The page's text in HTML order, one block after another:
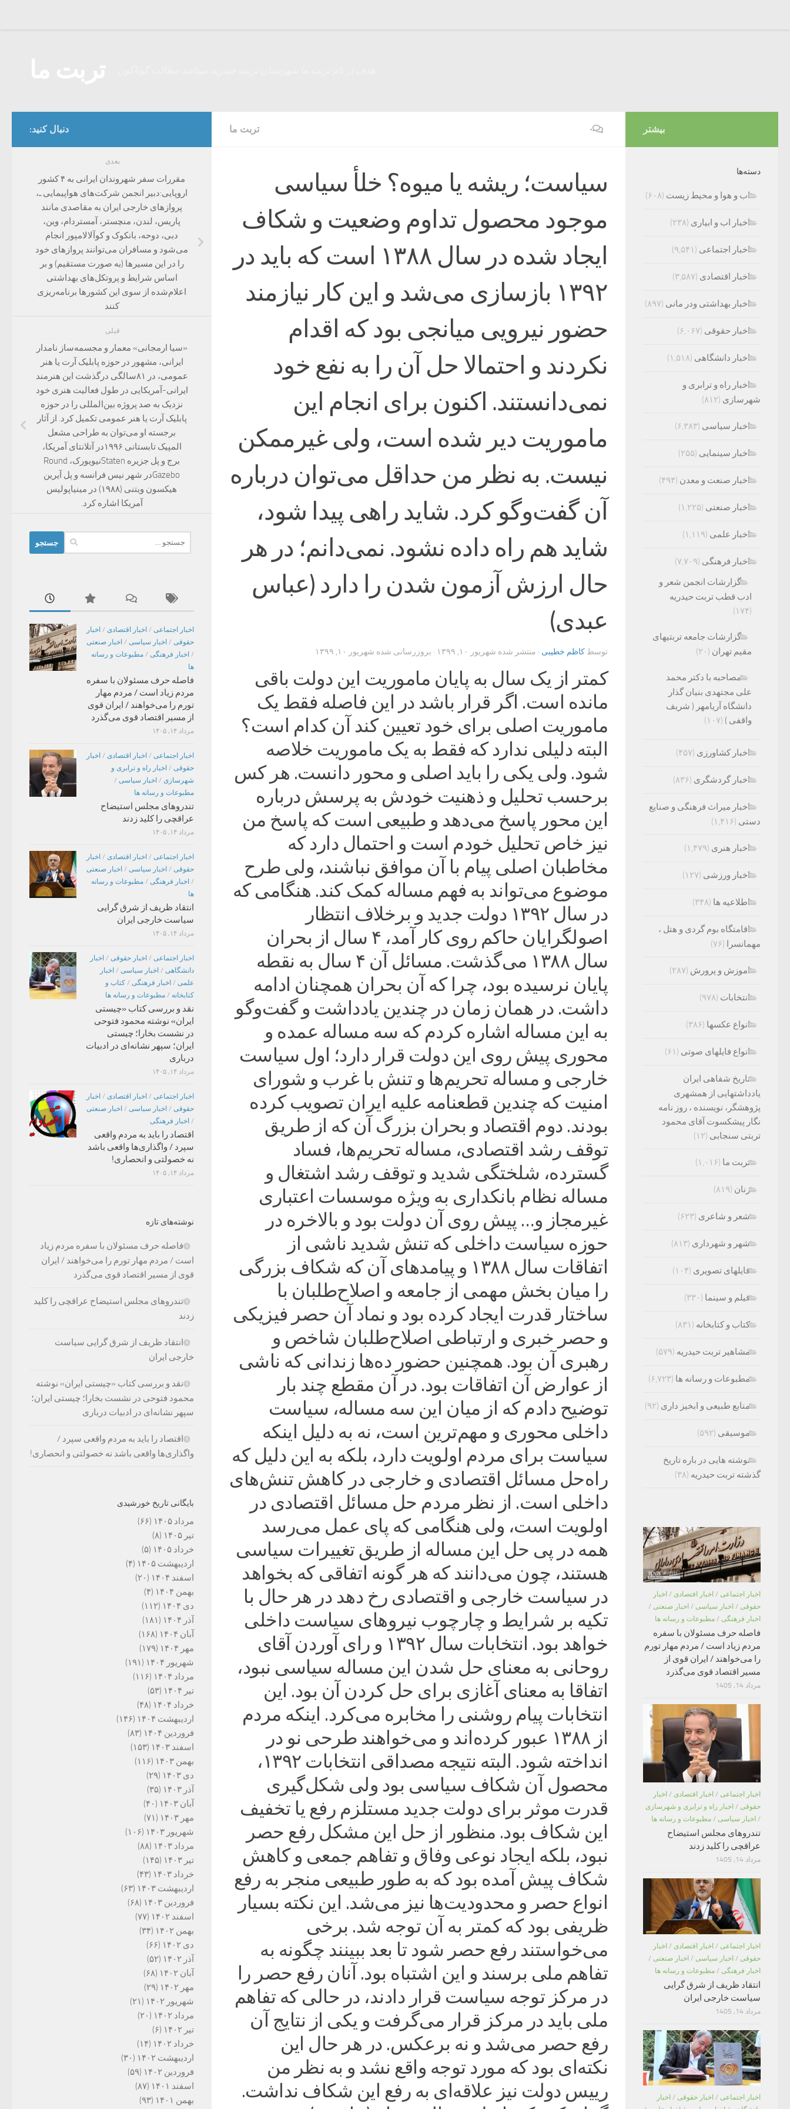
تربت ما ۰
سیاست؛ ریشه یا میوه؟ خلأ سیاسی
موجود محصول تداوم وضعیت و شکاف
ایجاد شده در سال ۱۳۸۸ است که باید در
۱۳۹۲ بازسازی می‌شد و این کار نیازمند
حضور نیرویی میانجی بود که اقدام
نکردند و احتمالا حل آن را به نفع خود
نمی‌دانستند. اکنون برای انجام این
ماموریت دیر شده است، ولی غیرممکن
نیست. به نظر من حداقل می‌توان درباره
آن گفت‌وگو کرد. شاید راهی پیدا شود،
شاید هم راه داده نشود. نمی‌دانم؛ در هر
حال ارزش آزمون شدن را دارد (عباس
عبدی)
توسط کاظم خطیبی · منتشر شده شهریور ۱۰, ۱۳۹۹ · بروزرسانی شده شهریور ۱۰, ۱۳۹۹
کمتر از یک سال به پایان ماموریت این دولت باقی
مانده است. اگر قرار باشد در این فاصله فقط یک
ماموریت اصلی برای خود تعیین کند آن کدام است؟
البته دلیلی ندارد که فقط به یک ماموریت خلاصه
شود. ولی یکی را باید اصلی‌ و محور دانست. هر کس
برحسب تحلیل و ذهنیت خودش به پرسش درباره
این محور پاسخ می‌دهد و طبیعی است که پاسخ من
نیز خاص تحلیل خودم است و احتمال دارد که
مخاطبان اصلی پیام با آن موافق نباشند، ولی طرح
موضوع می‌تواند به فهم مساله کمک کند. هنگامی که
در سال ۱۳۹۲ دولت جدید و برخلاف انتظار
اصولگرایان حاکم روی کار آمد، ۴ سال از بحران
سال ۱۳۸۸ می‌گذشت. مسائل آن ۴ سال به نقطه
پایان نرسیده بود، چرا که آن بحران همچنان ادامه
داشت. در همان زمان در چندین یادداشت و گفت‌وگو
به این مساله اشاره کردم که سه مساله عمده و
محوری پیش روی این دولت قرار دارد؛ اول سیاست
خارجی و مساله تحریم‌ها و تنش با غرب و شورای
امنیت که چندین قطعنامه علیه ایران تصویب کرده
بودند. دوم اقتصاد و بحران بزرگ آن که از طریق
توقف رشد اقتصادی، مساله تحریم‌ها، فساد
گسترده، شلختگی شدید و توقف رشد اشتغال و
مساله نظام بانکداری به ویژه موسسات اعتباری
غیرمجاز و… پیش روی آن دولت بود و بالاخره در
حوزه سیاست داخلی که تنش شدید ناشی از
اتفاقات سال ۱۳۸۸ و پیامدهای آن که شکاف بزرگی
را میان بخش مهمی از جامعه و اصلاح‌طلبان با
ساختار قدرت ایجاد کرده بود و نماد آن حصر فیزیکی
و حصر خبری و ارتباطی اصلاح‌طلبان شاخص و
رهبری آن بود. همچنین حضور ده‌ها زندانی که ناشی
از عوارض آن اتفاقات بود. در آن مقطع چند بار
توضیح دادم که از میان این سه مساله، سیاست
داخلی محوری و مهم‌ترین است، نه به دلیل اینکه
سیاست برای مردم اولویت دارد، بلکه به این دلیل که
راه‌حل مسائل اقتصادی و خارجی در کاهش تنش‌های
داخلی است. از نظر مردم حل مسائل اقتصادی در
اولویت است، ولی هنگامی که پای عمل می‌رسد
همه در پی حل این مساله از طریق تغییرات سیاسی
هستند، چون می‌دانند که هر گونه اتفاقی که بخواهد
در سیاست خارجی و اقتصادی رخ دهد در هر حال با
تکیه بر شرایط و چارچوب نیروهای سیاست داخلی
خواهد بود. انتخابات سال ۱۳۹۲ و رای آوردن آقای
روحانی به معنای حل شدن این مساله سیاسی نبود،
اتفاقا به معنای آغازی برای حل کردن آن بود. این
انتخابات پیام روشنی را مخابره می‌کرد. اینکه مردم
از ۱۳۸۸ عبور کرده‌اند و می‌خواهند طرحی نو در
انداخته شود. البته نتیجه مصداقی انتخابات ۱۳۹۲،
محصول آن شکاف سیاسی بود ولی شکل‌گیری
قدرت موثر برای دولت جدید مستلزم رفع یا تخفیف
این شکاف بود. منظور از حل این مشکل رفع حصر
نبود، بلکه ایجاد نوعی وفاق و تفاهم جمعی و کاهش
شکاف پیش آمده بود که به ‌طور طبیعی منجر به رفع
انواع حصر و محدودیت‌ها نیز می‌شد. این نکته بسیار
ظریفی بود که کمتر به آن توجه شد. برخی
می‌خواستند رفع حصر شود تا بعد ببینند چگونه به
تفاهم ملی برسند و این اشتباه بود. آنان رفع حصر را
در مرکز توجه سیاست قرار دادند، در حالی که تفاهم
ملی باید در مرکز قرار می‌گرفت و یکی از نتایج آن
رفع حصر می‌شد و نه برعکس. در هر حال این
نکته‌ای بود که مورد توجه واقع نشد و به نظر من
رییس دولت نیز علاقه‌ای به رفع این شکاف نداشت.
دنبال کنید:
بعدی
مقررات سفر شهروندان ایرانی به ۴ کشور
اروپایی:دبیر انجمن شرکت‌های هواپیمایی ـ،
پروازهای خارجی ایران به مقاصدی مانند
پاریس، لندن، منچستر، آمستردام، وین،
دبی، دوحه، بانکوک و کوآلالامپور انجام
می‌شود و مسافران می‌توانند پروازهای خود
را در این مسیرها (به صورت مستقیم) و بر
اساس شرایط و پروتکل‌های بهداشتی
اعلام‌شده از سوی این کشورها برنامه‌ریزی
کنند
قبلی
«سیا ارمجانی» معمار و مجسمه‌ساز نامدار
ایرانی، مشهور در حوزه پابلیک آرت یا هنر
عمومی، در ۸۱سالگی درگذشت این هنرمند
ایرانی-آمریکایی در طول فعالیت هنری خود
نزدیک به صد پروژه بین‌المللی را در حوزه
پابلیک آرت یا هنر عمومی تکمیل کرد. از آثار
برجسته او می‌توان به طراحی مشعل
المپیک تابستانی ۱۹۹۶در آتلانتای آمریکا،
برج و پل جزیره Statenنیویورک، Round
Gazeboدر شهر نیس فرانسه و پل آیرین
هیکسون ویتنی (۱۹۸۸) در مینیاپولیس
آمریکا اشاره کرد.‌
برای:
اخبار اجتماعی / اخبار اقتصادی / اخبار
حقوقی / اخبار سیاسی / اخبار صنعتی
/ اخبار فرهنگی / مطبوعات و رسانه
ها
فاصله حرف مسئولان با سفره
مردم زیاد است / مردم مهار
تورم را می‌خواهند / ایران قوی
از مسیر اقتصاد قوی می‌گذرد
مرداد ۱۴, ۱۴۰۵
اخبار اجتماعی / اخبار اقتصادی / اخبار
حقوقی / اخبار راه و ترابری و
شهرسازی / اخبار سیاسی /
مطبوعات و رسانه ها
تندروهای مجلس استیضاح
عراقچی را کلید زدند
مرداد ۱۴, ۱۴۰۵
اخبار اجتماعی / اخبار اقتصادی / اخبار
حقوقی / اخبار سیاسی / اخبار صنعتی
/ اخبار فرهنگی / مطبوعات و رسانه
ها
انتقاد ظریف از شرق گرایی
سیاست خارجی ایران
مرداد ۱۴, ۱۴۰۵
اخبار اجتماعی / اخبار حقوقی / اخبار
دانشگاهی / اخبار سیاسی / اخبار
علمی / اخبار فرهنگی / کتاب و
کتابخانه / مطبوعات و رسانه ها
نقد و بررسی کتاب «چیستی
ایران» نوشته محمود فتوحی
در نشست بخارا؛ چیستی
ایران؛ سپهر نشانه‌ای در ادبیات
درباری
مرداد ۱۴, ۱۴۰۵
اخبار اجتماعی / اخبار اقتصادی / اخبار
حقوقی / اخبار سیاسی / اخبار صنعتی
/ اخبار فرهنگی
اقتصاد را باید به مردم واقعی
سپرد / واگذاری‌ها واقعی باشد
نه خصولتی و انحصاری!
مرداد ۱۴, ۱۴۰۵
نوشته‌های تازه
فاصله حرف مسئولان با سفره مردم زیاد
است / مردم مهار تورم را می‌خواهند / ایران
قوی از مسیر اقتصاد قوی می‌گذرد
تندروهای مجلس استیضاح عراقچی را کلید
زدند
انتقاد ظریف از شرق گرایی سیاست
خارجی ایران
نقد و بررسی کتاب «چیستی ایران» نوشته
محمود فتوحی در نشست بخارا؛ چیستی ایران؛
سپهر نشانه‌ای در ادبیات درباری
اقتصاد را باید به مردم واقعی سپرد /
واگذاری‌ها واقعی باشد نه خصولتی و انحصاری!
بایگانی تاریخ خورشیدی
مرداد ۱۴۰۵
(۶۶)
تیر ۱۴۰۵
(۸)
خرداد ۱۴۰۵
(۵)
اردیبهشت ۱۴۰۵
(۴)
اسفند ۱۴۰۴
(۲۰)
بهمن ۱۴۰۴
(۴)
دی ۱۴۰۴
(۱۱۲)
آذر ۱۴۰۴
(۱۸۱)
آبان ۱۴۰۴
(۱۶۸)
مهر ۱۴۰۴
(۱۷۹)
شهریور ۱۴۰۴
(۱۹۱)
مرداد ۱۴۰۴
(۱۱۶)
تیر ۱۴۰۴
(۵۳)
خرداد ۱۴۰۴
(۴۸)
اردیبهشت ۱۴۰۴
(۱۴۶)
فروردین ۱۴۰۴
(۸۳)
اسفند ۱۴۰۳
(۱۵۳)
بهمن ۱۴۰۳
(۱۱۶)
دی ۱۴۰۳
(۲۹)
آذر ۱۴۰۳
(۳۵)
آبان ۱۴۰۳
(۴۰)
مهر ۱۴۰۳
(۷۱)
شهریور ۱۴۰۳
(۱۰۶)
مرداد ۱۴۰۳
(۸۸)
تیر ۱۴۰۳
(۱۴۵)
خرداد ۱۴۰۳
(۴۳)
اردیبهشت ۱۴۰۳
(۶۳)
فروردین ۱۴۰۳
(۶۸)
اسفند ۱۴۰۲
(۷۷)
بهمن ۱۴۰۲
(۳۴)
دی ۱۴۰۲
(۶۶)
آذر ۱۴۰۲
(۵۲)
آبان ۱۴۰۲
(۶۸)
مهر ۱۴۰۲
(۲۹)
شهریور ۱۴۰۲
(۲۱)
مرداد ۱۴۰۲
(۲۰)
تیر ۱۴۰۲
(۶)
خرداد ۱۴۰۲
(۱۴)
اردیبهشت ۱۴۰۲
(۳۰)
فروردین ۱۴۰۲
(۵۹)
اسفند ۱۴۰۱
(۸۷)
بهمن ۱۴۰۱
(۹۳)
بیشتر
دسته‌ها
اب و هوا و محیط زیست (۶۰۸)
اخبار اب و ابیاری (۲۳۸)
اخبار اجتماعی (۹,۵۴۱)
اخبار اقتصادی (۳,۵۸۷)
اخبار بهداشتی ودر مانی (۸۹۷)
اخبار حقوقی (۶,۰۶۷)
اخبار دانشگاهی (۱,۵۱۸)
اخبار راه و ترابری و
شهرسازی (۸۱۲)
اخبار سیاسی (۶,۳۸۳)
اخبار سینمایی (۲۵۵)
اخبار صنعت و معدن (۴۹۴)
اخبار صنعتی (۱,۲۲۵)
اخبار علمی (۱,۱۱۹)
اخبار فرهنگی (۷,۷۰۹)
گزارشات انجمن شعر و
ادب قطب تربت حیدریه
(۱۷۴)
گزارشات جامعه تربتیهای
مقیم تهران (۲۰)
مصاحبه با دکتر محمد
علی مجتهدی بنیان گذار
دانشگاه آریامهر ( شریف
واقفی ) (۱۰۷)
اخبار کشاورزی (۴۵۷)
اخبار گردشگری (۸۳۶)
اخبار میراث فرهنگی و صنایع
دستی (۱,۴۱۶)
اخبار هنری (۱,۴۷۹)
اخبار ورزشی (۱۲۷)
اطلاعیه ها (۳۴۸)
اقامتگاه بوم گردی و هتل ،
مهمانسرا (۷۶)
اموزش و پرورش (۲۸۷)
انتخابات (۹۷۸)
انواع عکسها (۳۸۶)
انواع فایلهای صوتی (۶۱)
تاریخ شفاهی ایران
یادداشتهایی از همشهری
پژوهشگر، نویسنده ، روز نامه
نگار پیشکسوت آقای محمود
تربتی سنجابی (۱۲)
تربت ما (۱,۰۱۶)
زنان (۸۱۹)
شعر و شاعری (۶۲۳)
شهر و شهرداری (۸۱۳)
فایلهای تصویری (۱۰۴)
فیلم و سینما (۳۳۰)
کتاب و کتابخانه (۸۳۱)
مشاهیر تربت حیدریه (۵۷۹)
مطبوعات و رسانه ها (۶,۷۲۳)
منابع طبیعی و ابخیز داری (۹۲)
موسیقی (۵۹۲)
نوشته هایی در باره تاریخ
گذشته تربت حیدریه (۳۸)
اخبار اجتماعی / اخبار اقتصادی / اخبار
حقوقی / اخبار سیاسی / اخبار صنعتی /
اخبار فرهنگی / مطبوعات و رسانه ها
فاصله حرف مسئولان با سفره
مردم زیاد است / مردم مهار تورم
را می‌خواهند / ایران قوی از
مسیر اقتصاد قوی می‌گذرد
مرداد 14, 1405
اخبار اجتماعی / اخبار اقتصادی / اخبار
حقوقی / اخبار راه و ترابری و شهرسازی
/ اخبار سیاسی / مطبوعات و رسانه ها
تندروهای مجلس استیضاح
عراقچی را کلید زدند
مرداد 14, 1405
اخبار اجتماعی / اخبار اقتصادی / اخبار
حقوقی / اخبار سیاسی / اخبار صنعتی /
اخبار فرهنگی / مطبوعات و رسانه ها
انتقاد ظریف از شرق گرایی
سیاست خارجی ایران
مرداد 14, 1405
اخبار اجتماعی / اخبار حقوقی / اخبار